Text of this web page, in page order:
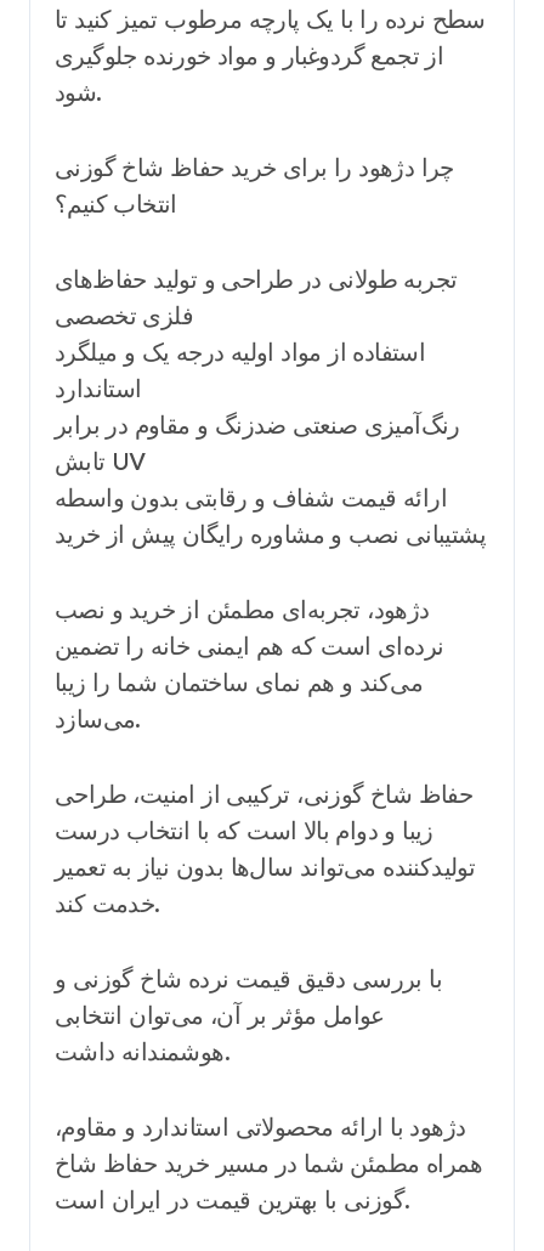
سطح نرده را با یک پارچه مرطوب تمیز کنید تا
از تجمع گردوغبار و مواد خورنده جلوگیری
شود.
چرا دژهود را برای خرید حفاظ شاخ گوزنی
انتخاب کنیم؟
تجربه طولانی در طراحی و تولید حفاظ‌های
فلزی تخصصی
استفاده از مواد اولیه درجه یک و میلگرد
استاندارد
رنگ‌آمیزی صنعتی ضدزنگ و مقاوم در برابر
تابش UV
ارائه قیمت شفاف و رقابتی بدون واسطه
پشتیبانی نصب و مشاوره رایگان پیش از خرید
دژهود، تجربه‌ای مطمئن از خرید و نصب
نرده‌ای است که هم ایمنی خانه را تضمین
می‌کند و هم نمای ساختمان شما را زیبا
می‌سازد.
حفاظ شاخ گوزنی، ترکیبی از امنیت، طراحی
زیبا و دوام بالا است که با انتخاب درست
تولیدکننده می‌تواند سال‌ها بدون نیاز به تعمیر
خدمت کند.
با بررسی دقیق قیمت نرده شاخ گوزنی و
عوامل مؤثر بر آن، می‌توان انتخابی
هوشمندانه داشت.
دژهود با ارائه محصولاتی استاندارد و مقاوم،
همراه مطمئن شما در مسیر خرید حفاظ شاخ
گوزنی با بهترین قیمت در ایران است.